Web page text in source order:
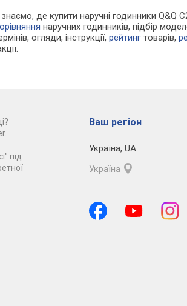
де купити наручні годинники Q&Q
наручних годинників, підбір
огляди, інструкції,рейтинг товарів,
під
Ваш регіон
Україна, UA
Україна